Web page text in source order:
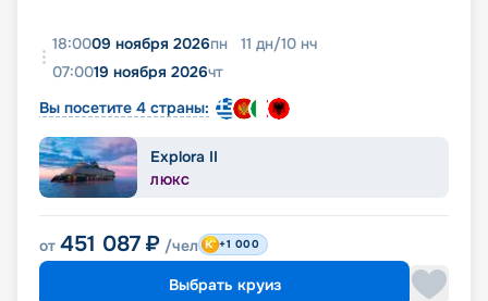
18:0009 ноября 2026пн 11 дн/10 нч
07:0019 ноября 2026чт
Вы посетите 4 страны:
Explora II
ЛЮКС
от 451 087 ₽ /чел +1 000
Выбрать круиз